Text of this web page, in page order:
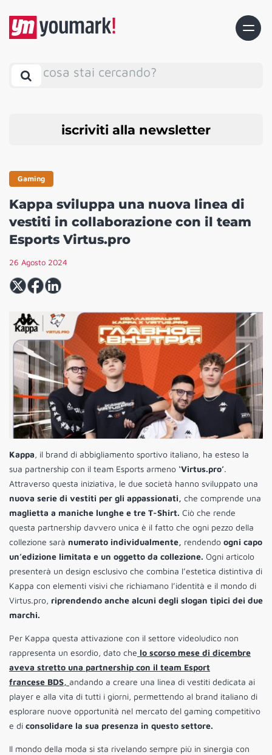
cosa stai cercando?
iscriviti alla newsletter
Gaming
Kappa sviluppa una nuova linea di
vestiti in collaborazione con il team
Esports Virtus.pro
26 Agosto 2024
Kappa, il brand di abbigliamento sportivo italiano, ha esteso la
sua partnership con il team Esports armeno ‘Virtus.pro’.
Attraverso questa iniziativa, le due società hanno sviluppato una
nuova serie di vestiti per gli appassionati, che comprende una
maglietta a maniche lunghe e tre T-Shirt. Ciò che rende
questa partnership davvero unica è il fatto che ogni pezzo della
collezione sarà numerato individualmente, rendendo ogni capo
un’edizione limitata e un oggetto da collezione. Ogni articolo
presenterà un design esclusivo che combina l’estetica distintiva di
Kappa con elementi visivi che richiamano l’identità e il mondo di
Virtus.pro, riprendendo anche alcuni degli slogan tipici dei due
marchi.
Per Kappa questa attivazione con il settore videoludico non
rappresenta un esordio, dato che lo scorso mese di dicembre
aveva stretto una partnership con il team Esport
francese BDS, andando a creare una linea di vestiti dedicata ai
player e alla vita di tutti i giorni, permettendo al brand italiano di
esplorare nuove opportunità nel mercato del gaming competitivo
e di consolidare la sua presenza in questo settore.
Il mondo della moda si sta rivelando sempre più in sinergia con